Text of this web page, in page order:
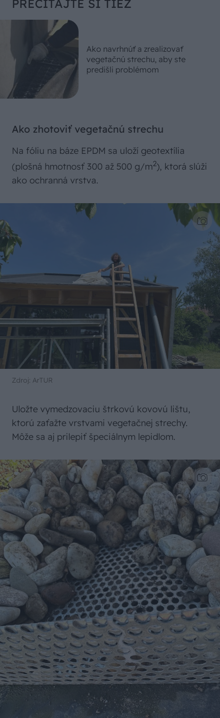
PREČÍTAJTE SI TIEŽ
Ako navrhnúť a zrealizovať
vegetačnú strechu, aby ste
predišli problémom
Ako zhotoviť vegetačnú strechu
Na fóliu na báze EPDM sa uloží geotextília
(plošná hmotnosť 300 až 500 g/m2), ktorá slúži
ako ochranná vrstva.
Zdroj: ArTUR
Uložte vymedzovaciu štrkovú kovovú lištu,
ktorú zaťažte vrstvami vegetačnej strechy.
Môže sa aj prilepiť špeciálnym lepidlom.